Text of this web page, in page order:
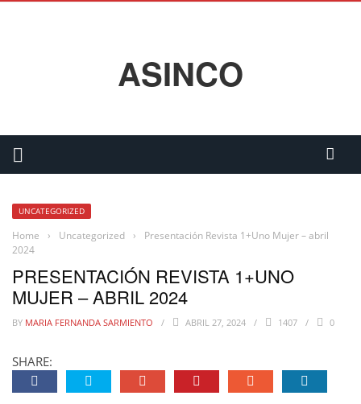
ASINCO
UNCATEGORIZED
Home › Uncategorized ›
Presentación Revista 1+Uno Mujer – abril
2024
PRESENTACIÓN REVISTA 1+UNO
MUJER – ABRIL 2024
BY MARIA FERNANDA SARMIENTO ABRIL 27, 2024 1407 0
SHARE: